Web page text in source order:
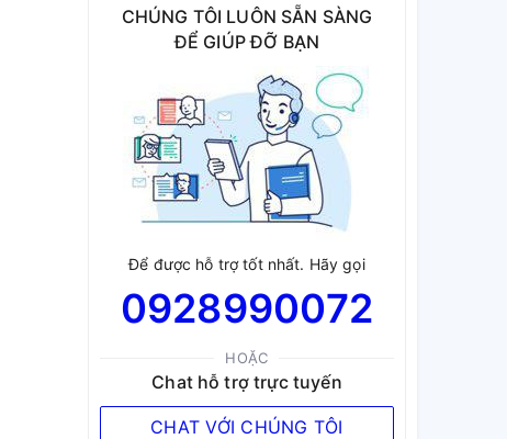
CHÚNG TÔI LUÔN SẴN SÀNG
ĐỂ GIÚP ĐỠ BẠN
Để được hỗ trợ tốt nhất. Hãy gọi
0928990072
HOẶC
Chat hỗ trợ trực tuyến
CHAT VỚI CHÚNG TÔI